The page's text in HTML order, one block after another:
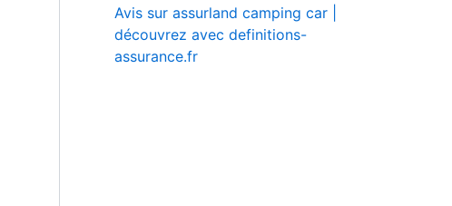
Avis sur assurland camping car |
découvrez avec definitions-
assurance.fr